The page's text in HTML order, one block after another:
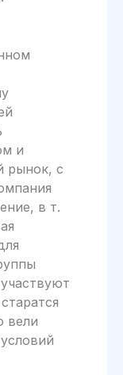
и
рынок, с
в т.
вели